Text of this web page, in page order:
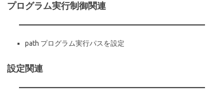
プログラム実行制御関連
path プログラム実行パスを設定
設定関連